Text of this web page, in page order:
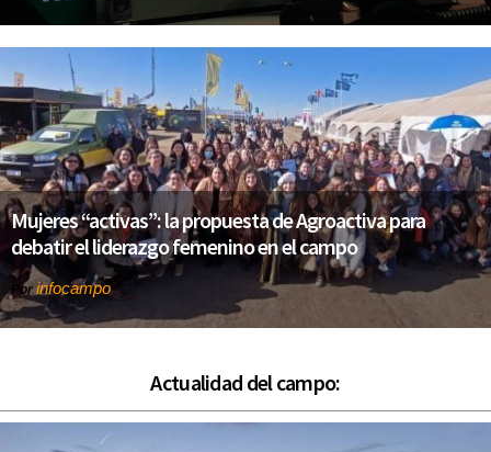
Mujeres “activas”: la propuesta de Agroactiva para
debatir el liderazgo femenino en el campo
Porinfocampo
Actualidad del campo: